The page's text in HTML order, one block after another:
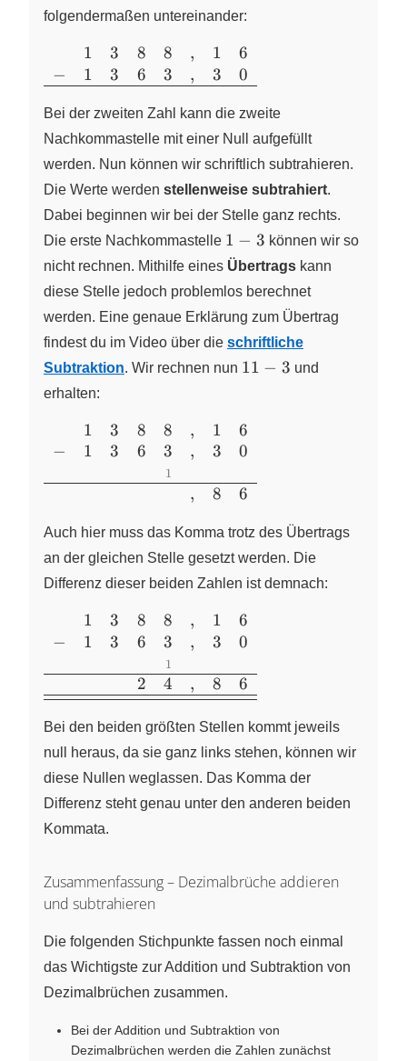
folgendermaßen untereinander:
\begin{array}
{cccccccc}
-
&1&3&6&3&,&3&0\\
\hline \end{array}
−
1
1
3
3
8
6
8
3
,
,
1
3
6
0
Bei der zweiten Zahl kann die zweite
Nachkommastelle mit einer Null aufgefüllt
werden. Nun können wir schriftlich subtrahieren.
Die Werte werden stellenweise subtrahiert.
Dabei beginnen wir bei der Stelle ganz rechts.
Die erste Nachkommastelle 1-
3
1 − 3 können wir so
nicht rechnen. Mithilfe eines Übertrags kann
diese Stelle jedoch problemlos berechnet
werden. Eine genaue Erklärung zum Übertrag
findest du im Video über die schriftliche
Subtraktion. Wir rechnen nun 11-
11 − 3 und
erhalten:
\begin{array}
{cccccccc}
&1&3&8&8&,&1&6\\
-&1&3&6&3&,&3&0\\
{\scriptsize{1}}&&&\\
\hline &&&&&,&8&6
\end{array}
−
1
1
3
3
8
6
8
3
1
,
,
,
1
3
8
6
0
6
Auch hier muss das Komma trotz des Übertrags
an der gleichen Stelle gesetzt werden. Die
Differenz dieser beiden Zahlen ist demnach:
\begin{array}
{cccccccc}
&1&3&8&8&,&1&6\\
-&1&3&6&3&,&3&0\\
&&&&\color{grey}
{\scriptsize{1}}&&&\\
\hline
&&&2&4&,&8&6\\
\hline \hline
\end{array}
−
1
1
3
3
8
6
2
8
3
1
4
,
,
,
1
3
8
6
0
6
Bei den beiden größten Stellen kommt jeweils
null heraus, da sie ganz links stehen, können wir
diese Nullen weglassen. Das Komma der
Differenz steht genau unter den anderen beiden
Kommata.
Zusammenfassung – Dezimalbrüche addieren
und subtrahieren
Die folgenden Stichpunkte fassen noch einmal
das Wichtigste zur Addition und Subtraktion von
Dezimalbrüchen zusammen.
Bei der Addition und Subtraktion von
Dezimalbrüchen werden die Zahlen zunächst